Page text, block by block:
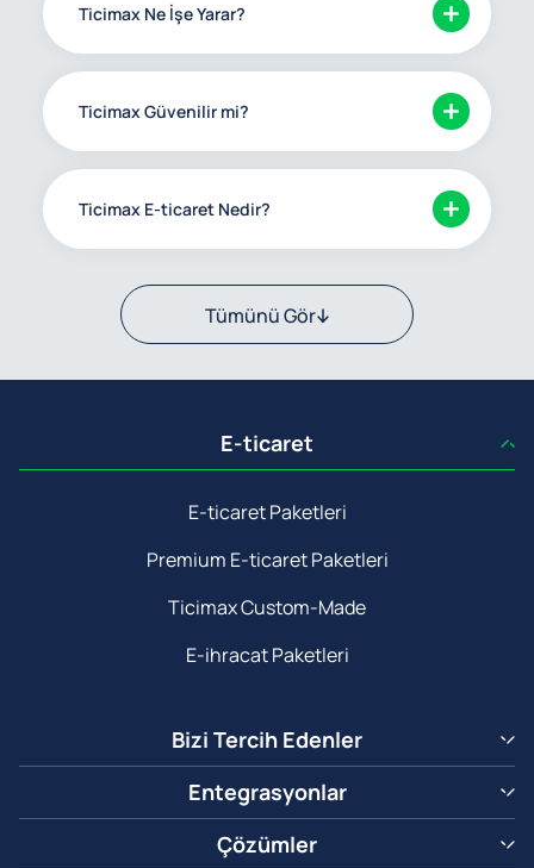
Ticimax Ne İşe Yarar?
Ticimax Güvenilir mi?
Ticimax E-ticaret Nedir?
Tümünü Gör
E-ticaret
E-ticaret Paketleri
Premium E-ticaret Paketleri
Ticimax Custom-Made
E-ihracat Paketleri
Bizi Tercih Edenler
Entegrasyonlar
Çözümler